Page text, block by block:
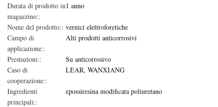
Durata di prodotto in
magazzino::
1 anno
Nome del prodotto:: vernici elettroforetiche
Campo di
applicazione::
Alti prodotti anticorrosivi
Prestazioni::
Su anticorrosivo
Caso di
cooperazione::
LEAR, WANXIANG
Ingredienti
principali::
epossiresina modificata poliuretano